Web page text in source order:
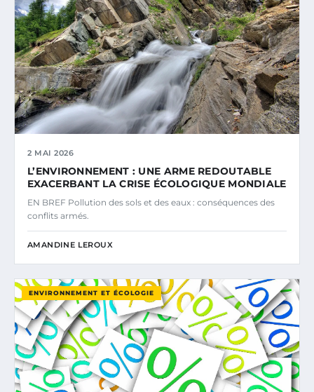
2 MAI 2026
L’ENVIRONNEMENT : UNE ARME REDOUTABLE
EXACERBANT LA CRISE ÉCOLOGIQUE MONDIALE
EN BREF Pollution des sols et des eaux : conséquences des
conflits armés.
AMANDINE LEROUX
ENVIRONNEMENT ET ÉCOLOGIE